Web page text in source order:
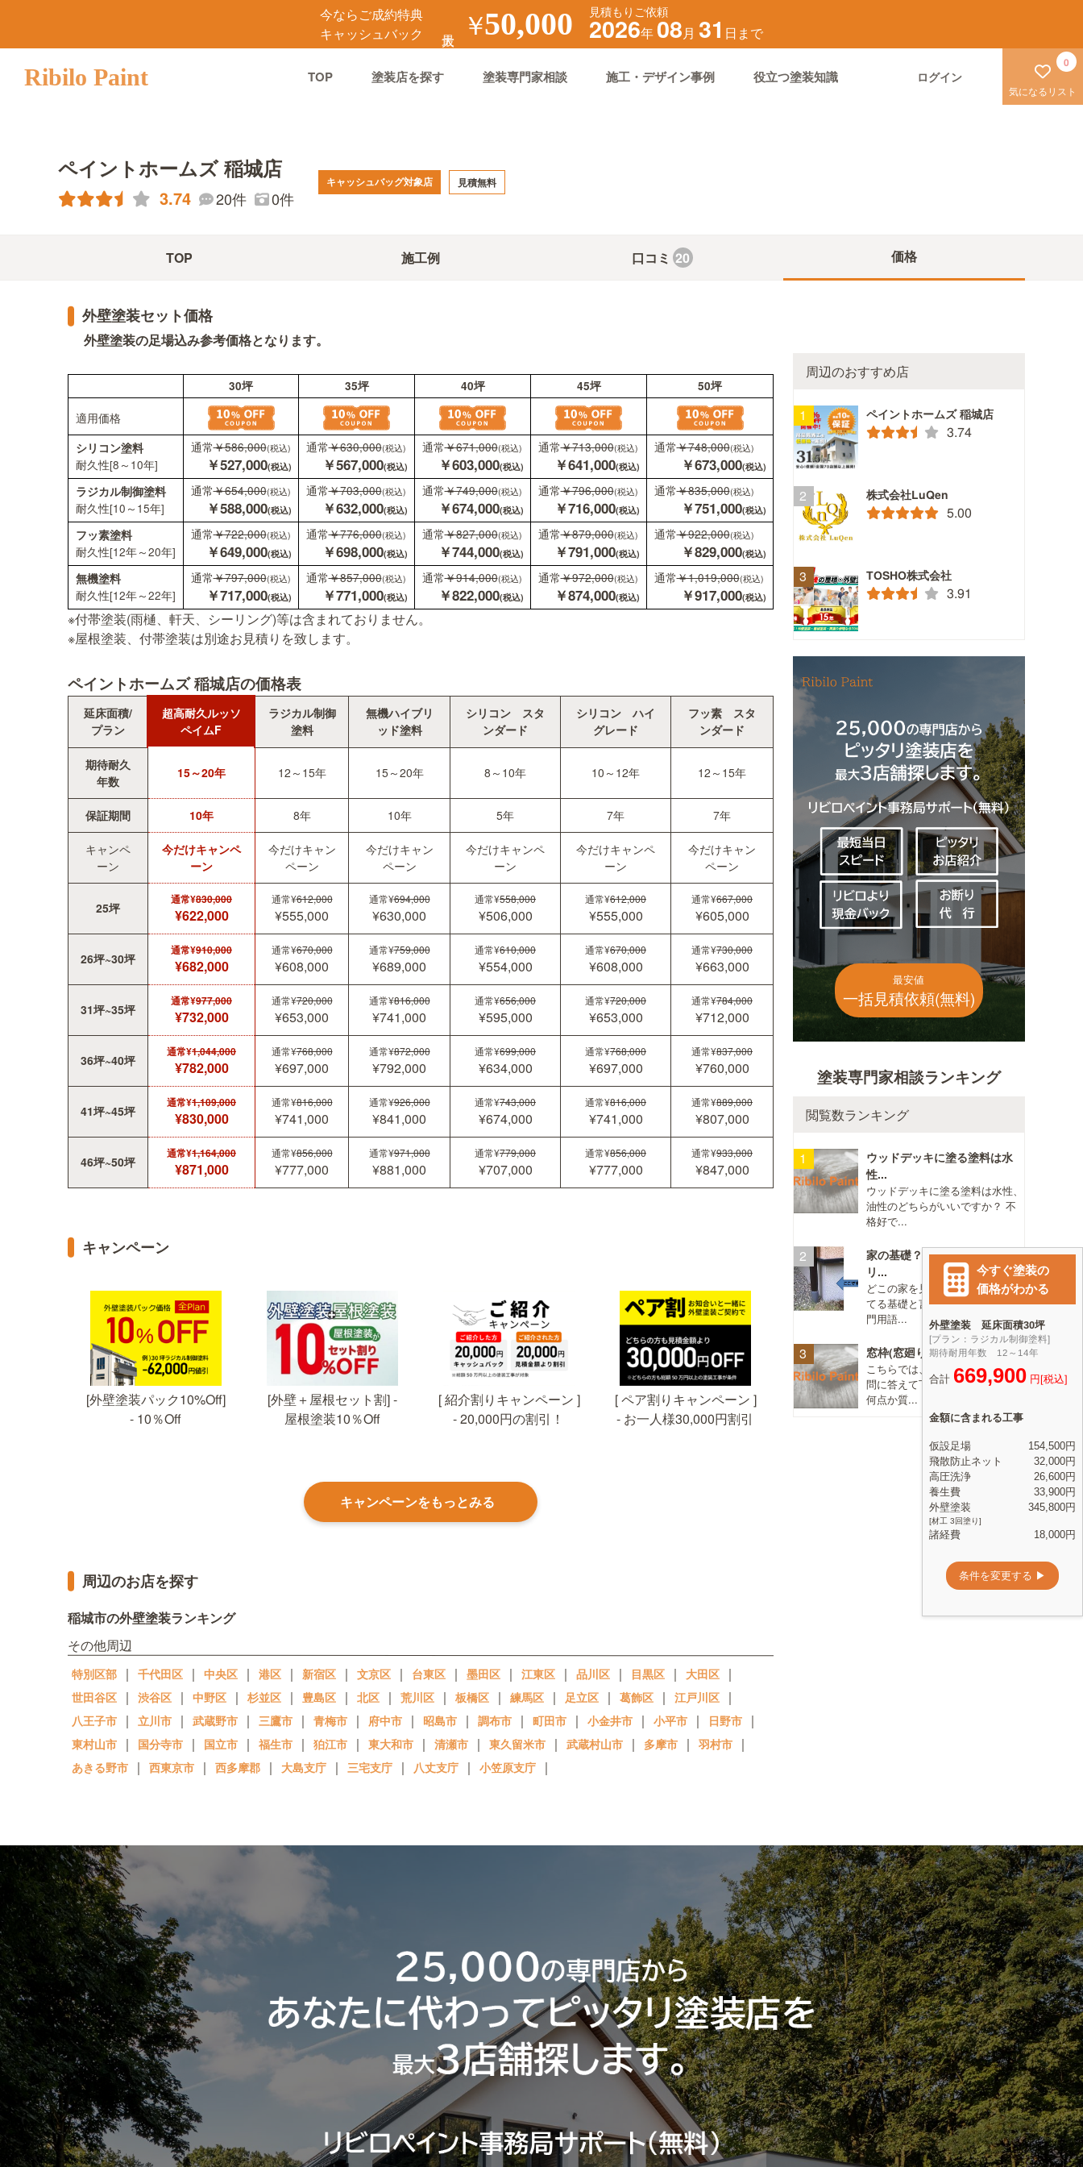
今ならご成約特典
キャッシュバック
￥50,000 見積もりご依頼
2026年08月 31 日まで
Ribilo Paint TOP 塗装店を探す 塗装専門家相談 施工・デザイン事例 役立つ塗装知識 ログイン
気になるリスト
0
ペイントホームズ 稲城店
3.74 20件 0件
キャッシュバッグ対象店 見積無料
TOP 施工例 口コミ 20 価格
外壁塗装セット価格
外壁塗装の足場込み参考価格となります。
30坪 35坪 40坪 45坪 50坪
適用価格
シリコン塗料
耐久性[8～10年]
通常￥586,000(税込)
￥527,000 (税込)
通常￥630,000(税込)
￥567,000(税込)
通常￥671,000(税込)
￥603,000(税込)
通常￥713,000(税込)
￥641,000(税込)
通常 ￥748,000
￥673,000
ラジカル制御塗料
耐久性[10～15年]
通常￥654,000(税込)
￥588,000 (税込)
通常￥703,000(税込)
￥632,000(税込)
通常 ￥749,000(税込)
￥674,000(税込)
通常￥796,000(税込)
￥716,000(税込)
￥835,000 (税込)
￥751,000(税込)
フッ素塗料
耐久性[12年～20年]
通常￥722,000 (税込)
￥649,000
通常￥776,000 通常￥922,000
無機塗料
耐久性[12年～22年]
通常￥797,000
￥717,000 ￥771,000 ￥822,000 ￥874,000
通常￥1,019,000(税込)
￥917,000
※付帯塗装(雨樋、軒天、シーリング)等は含まれておりません。
※屋根塗装、付帯塗装は別途お見積りを致します。
ペイントホームズ 稲城店の価格表
延床面積/
プラン
超高耐久ルッソ
ペイムF
ラジカル制御
塗料
無機ハイブリ
ッド塗料
シリコン スタ
ンダード
シリコン ハイ
グレード
フッ素 スタ
ンダード
期待耐久
年数
15～20年 12～15年 15～20年 8～10年 10～12年 12～15年
保証期間 10年 8年 10年 5年 7年 7年
キャンペ
ーン
今だけキャンペ
ーン
今だけキャン
ペーン
今だけキャン
ペーン
今だけキャンペ
ーン
今だけキャンペ
ーン
今だけキャン
ペーン
25坪
通常¥830,000
¥622,000
通常¥612,000
¥555,000
通常¥694,000
¥630,000
通常¥558,000
¥506,000
通常¥612,000
¥555,000
通常¥667,000
¥605,000
26坪~30坪
通常¥910,000
¥682,000
通常¥670,000
¥608,000
通常¥759,000
¥689,000
通常¥610,000
¥554,000
通常¥670,000
¥608,000
通常¥730,000
¥663,000
31坪~35坪
通常¥977,000
¥732,000
通常¥720,000
¥653,000
通常¥816,000
¥741,000
通常¥656,000
¥595,000
通常¥720,000
¥653,000
通常¥784,000
¥712,000
36坪~40坪
通常¥1,044,000
¥782,000
通常¥768,000
¥697,000
通常¥872,000
¥792,000
通常¥699,000
¥634,000
通常¥768,000
¥697,000
通常¥837,000
¥760,000
41坪~45坪
通常¥1,109,000
¥830,000
通常¥816,000
¥741,000
通常¥926,000
¥841,000
通常¥743,000
¥674,000
通常¥816,000
¥741,000
通常¥889,000
¥807,000
46坪~50坪
通常¥1,164,000
¥871,000
通常¥856,000
¥777,000
通常¥971,000
¥881,000
通常¥779,000
¥707,000
通常¥856,000
¥777,000
通常¥933,000
¥847,000
キャンペーン
[外壁塗装パック10%Off]
- 10％Off
[外壁＋屋根セット割] -
屋根塗装10％Off
[ 紹介割りキャンペーン ]
- 20,000円の割引！
[ ペア割りキャンペーン ]
- お一人様30,000円割引
キャンペーンをもっとみる
周辺のお店を探す
稲城市の外壁塗装ランキング
その他周辺
特別区部 ｜ 千代田区 ｜ 中央区 ｜ 港区 ｜ 新宿区 ｜ 文京区 ｜ 台東区 ｜ 墨田区 ｜ 江東区 ｜ 品川区 ｜ 目黒区 ｜ 大田区 ｜
世田谷区 ｜ 渋谷区 ｜ 中野区 ｜ 杉並区 ｜ 豊島区 ｜ 北区 ｜ 荒川区 ｜ 板橋区 ｜ 練馬区 ｜ 足立区 ｜ 葛飾区 ｜ 江戸川区 ｜
八王子市 ｜ 立川市 ｜ 武蔵野市 ｜ 三鷹市 ｜ 青梅市 ｜ 府中市 ｜ 昭島市 ｜ 調布市 ｜ 町田市 ｜ 小金井市 ｜ 小平市 ｜ 日野市 ｜
東村山市 ｜ 国分寺市 ｜ 国立市 ｜ 福生市 ｜ 狛江市 ｜ 東大和市 ｜ 清瀬市 ｜ 東久留米市 ｜ 武蔵村山市 ｜ 多摩市 ｜ 羽村市 ｜
あきる野市 ｜ 西東京市 ｜ 西多摩郡 ｜ 大島支庁 ｜ 三宅支庁 ｜ 八丈支庁 ｜ 小笠原支庁 ｜
周辺のおすすめ店
ペイントホームズ 稲城店
3.74
株式会社LuQen
5.00
TOSHO株式会社
3.91
最安値
一括見積依頼(無料)
塗装専門家相談ランキング
閲覧数ランキング
ウッドデッキに塗る塗料は水
性...
ウッドデッキに塗る塗料は水性、
油性のどちらがいいですか？ 不
格好で...
家の基礎？地面近くのコンク
リ...
どこの家を見ても、 地面に接し
てる基礎と言う部分ですか？（専
門用語...
窓枠(窓廻り)のコーキング打...
こちらでは、直接塗装店さんが質
問に答えて下さるということで、
何点か質...